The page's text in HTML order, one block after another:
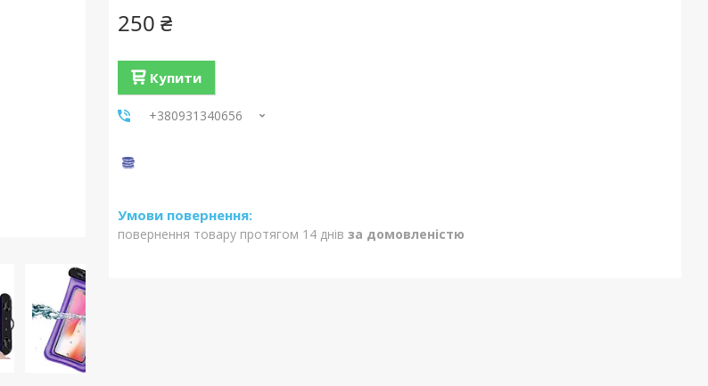
250 ₴
Купити
+380931340656
повернення товару протягом 14 днів за домовленістю